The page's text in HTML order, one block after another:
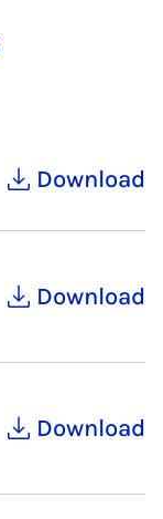
Download
Download
Download